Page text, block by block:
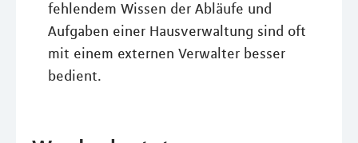
fehlendem Wissen der Abläufe und
Aufgaben einer Hausverwaltung sind oft
mit einem externen Verwalter besser
bedient.